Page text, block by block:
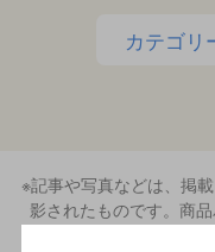
カテゴリ
※記事や写真などは、掲
影されたものです。商